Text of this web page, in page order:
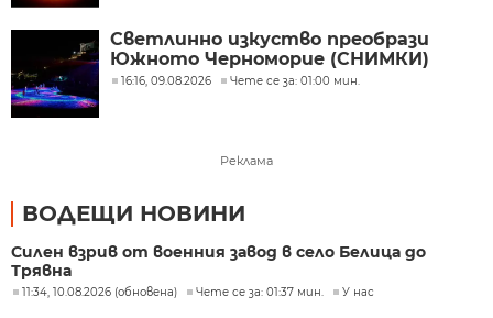
Светлинно изкуство преобрази
Южното Черноморие (СНИМКИ)
16:16, 09.08.2026 Чете се за: 01:00 мин.
Реклама
ВОДЕЩИ НОВИНИ
Силен взрив от военния завод в село Белица до
Трявна
11:34, 10.08.2026 (обновена) Чете се за: 01:37 мин. У нас